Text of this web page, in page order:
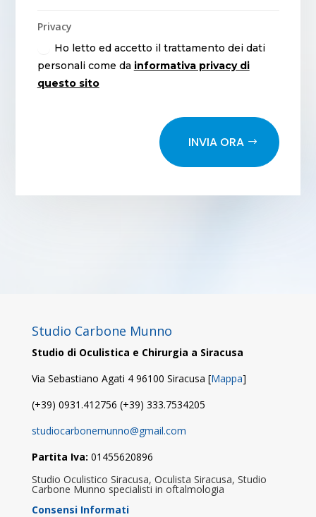
Privacy
Ho letto ed accetto il trattamento dei dati
personali come da informativa privacy di
questo sito
INVIA ORA
Studio Carbone Munno
Studio di Oculistica e Chirurgia a Siracusa
Via Sebastiano Agati 4 96100 Siracusa [Mappa]
(+39) 0931.412756 (+39) 333.7534205
studiocarbonemunno@gmail.com
Partita Iva: 01455620896
Studio Oculistico Siracusa, Oculista Siracusa, Studio
Carbone Munno specialisti in oftalmologia
Consensi Informati